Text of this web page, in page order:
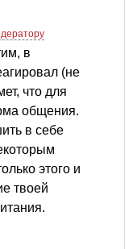
в
(не
что для
общения.
в себе
этого и
твоей